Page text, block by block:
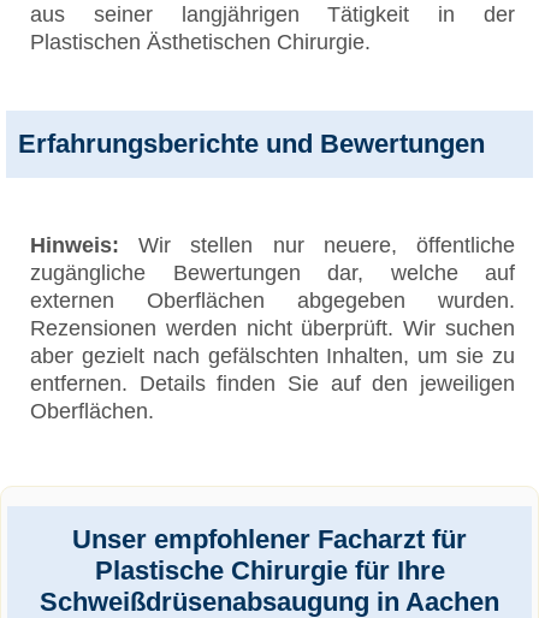
aus seiner langjährigen Tätigkeit in der
Plastischen Ästhetischen Chirurgie.
Erfahrungsberichte und Bewertungen
Hinweis: Wir stellen nur neuere, öffentliche
zugängliche Bewertungen dar, welche auf
externen Oberflächen abgegeben wurden.
Rezensionen werden nicht überprüft. Wir suchen
aber gezielt nach gefälschten Inhalten, um sie zu
entfernen. Details finden Sie auf den jeweiligen
Oberflächen.
Unser empfohlener Facharzt für
Plastische Chirurgie für Ihre
Schweißdrüsenabsaugung in Aachen